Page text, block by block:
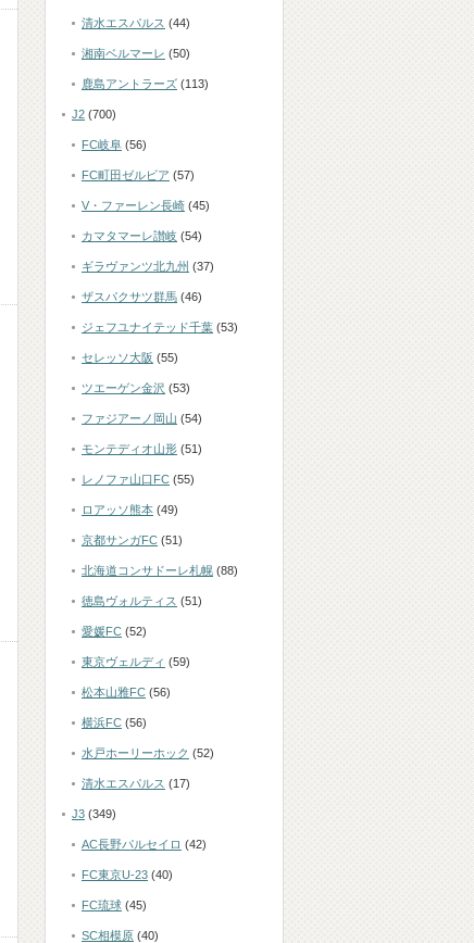
清水エスパルス (44)
湘南ベルマーレ (50)
鹿島アントラーズ (113)
J2 (700)
FC岐阜 (56)
FC町田ゼルビア (57)
V・ファーレン長崎 (45)
カマタマーレ讃岐 (54)
ギラヴァンツ北九州 (37)
ザスパクサツ群馬 (46)
ジェフユナイテッド千葉 (53)
セレッソ大阪 (55)
ツエーゲン金沢 (53)
ファジアーノ岡山 (54)
モンテディオ山形 (51)
レノファ山口FC (55)
ロアッソ熊本 (49)
京都サンガFC (51)
北海道コンサドーレ札幌 (88)
徳島ヴォルティス (51)
愛媛FC (52)
東京ヴェルディ (59)
松本山雅FC (56)
横浜FC (56)
水戸ホーリーホック (52)
清水エスパルス (17)
J3 (349)
AC長野パルセイロ (42)
FC東京U-23 (40)
FC琉球 (45)
SC相模原 (40)